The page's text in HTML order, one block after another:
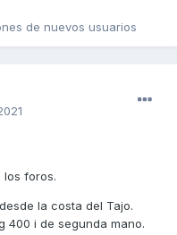
de nuevos usuarios
los foros.
la costa del Tajo.
400 i de segunda mano.